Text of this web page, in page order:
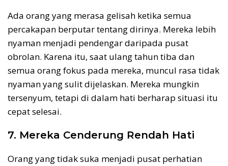
Ada orang yang merasa gelisah ketika semua
percakapan berputar tentang dirinya. Mereka lebih
nyaman menjadi pendengar daripada pusat
obrolan. Karena itu, saat ulang tahun tiba dan
semua orang fokus pada mereka, muncul rasa tidak
nyaman yang sulit dijelaskan. Mereka mungkin
tersenyum, tetapi di dalam hati berharap situasi itu
cepat selesai.
7. Mereka Cenderung Rendah Hati
Orang yang tidak suka menjadi pusat perhatian